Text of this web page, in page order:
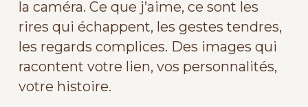
la caméra. Ce que j’aime, ce sont les
rires qui échappent, les gestes tendres,
les regards complices. Des images qui
racontent votre lien, vos personnalités,
votre histoire.